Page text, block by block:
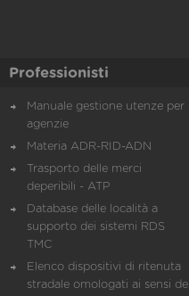
Professionisti
Manuale gestione utenze per
agenzie
Materia ADR-RID-ADN
Trasporto delle merci
deperibili - ATP
Database delle località a
supporto dei sistemi RDS
TMC
Elenco dispositivi di ritenuta
stradale omologati ai sensi del